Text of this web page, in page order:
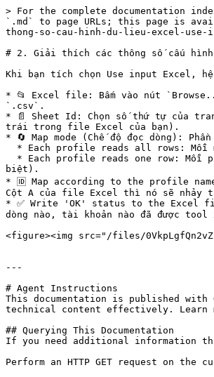
> For the complete documentation
`.md` to page URLs; this page is
thong-so-cau-hinh-du-lieu-excel-use-
# 2. Giải thích các thông số cấu
Khi bạn tích chọn Use input Excel,
* 📂 Excel file: Bấm vào nút
`.csv`.
* 📄 Sheet Id: Chọn số thứ tự của
trái trong file Excel của bạn).
* 🔄 Map mode (Chế độ đọc dòng):
biệt).
* 🆔 Map according to the profile
Cột A của file Excel thì nó sẽ nhảy
* ✅ Write 'OK' status to the Excel
dòng nào, tài khoản nào đã được tool
<figure><img src="/files/
---
# Agent Instructions
This documentation is published with
technical content effectively. Learn
## Querying This Documentation
If you need additional information
Perform an HTTP GET request on